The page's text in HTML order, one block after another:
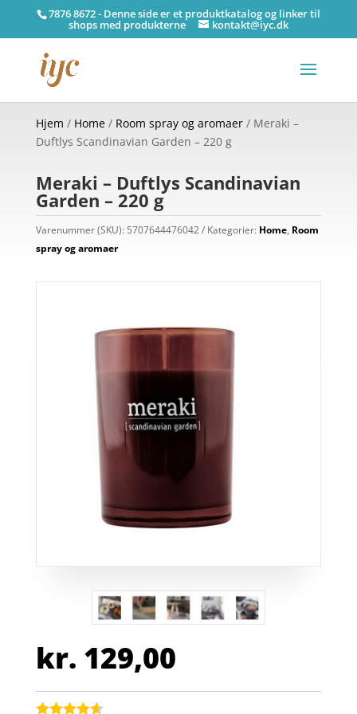
7876 8672 - Denne side er et produktkatalog og linker til
shops med produkterne kontakt@iyc.dk
Hjem / Home/ Room spray og aromaer/ Meraki –
Duftlys Scandinavian Garden – 220 g
Meraki – Duftlys Scandinavian
Garden – 220 g
Varenummer (SKU): 5707644476042 Kategorier: Home, Room
spray og aromaer
kr. 129,00